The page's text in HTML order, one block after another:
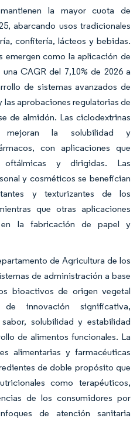
la mayor cuota de
abarcando usos tradicionales
confitería, lácteos y bebidas.
emergen como la aplicación de
CAGR del 7,10% de 2026 a
de sistemas avanzados de
aprobaciones regulatorias de
de almidón. Las ciclodextrinas
mejoran la solubilidad y
con aplicaciones que
oftálmicas y dirigidas. Las
y cosméticos se benefician
y texturizantes de los
que otras aplicaciones
en la fabricación de papel y
de Agricultura de los
de administración a base
bioactivos de origen vegetal
innovación significativa,
solubilidad y estabilidad
de alimentos funcionales. La
alimentarias y farmacéuticas
de doble propósito que
como terapéuticos,
de los consumidores por
de atención sanitaria